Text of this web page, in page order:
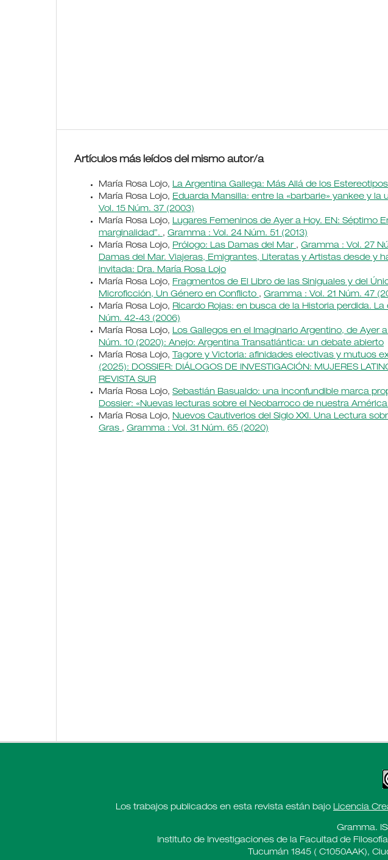
Artículos más leídos del mismo autor/a
María Rosa Lojo, La Argentina Gallega: Más Allá de los Estereotipos
María Rosa Lojo, Eduarda Mansilla: entre la «barbarie» yankee y la
Vol. 15 Núm. 37 (2003)
María Rosa Lojo, Lugares Femeninos de Ayer a Hoy. EN: Séptimo
marginalidad”. , Gramma : Vol. 24 Núm. 51 (2013)
María Rosa Lojo, Prólogo: Las Damas del Mar , Gramma : Vol. 27
Damas del Mar. Viajeras, Emigrantes, Literatas y Artistas desde y
invitada: Dra. María Rosa Lojo
María Rosa Lojo, Fragmentos de El Libro de las Siniguales y del
Microficción, Un Género en Conflicto , Gramma : Vol. 21 Núm. 47
María Rosa Lojo, Ricardo Rojas: en busca de la Historia perdida.
Núm. 42-43 (2006)
María Rosa Lojo, Los Gallegos en el Imaginario Argentino, de Ayer
Núm. 10 (2020): Anejo: Argentina Transatlántica: un debate abierto
María Rosa Lojo, Tagore y Victoria: afinidades electivas y mutuos
(2025): DOSSIER: DIÁLOGOS DE INVESTIGACIÓN: MUJERES
REVISTA SUR
María Rosa Lojo, Sebastián Basualdo: una inconfundible marca
Dossier: «Nuevas lecturas sobre el Neobarroco de nuestra
María Rosa Lojo, Nuevos Cautiverios del Siglo XXI. Una Lectura
Gras , Gramma : Vol. 31 Núm. 65 (2020)
Los trabajos publicados en esta revista están bajo Licencia
Gramma.
Instituto de Investigaciones de la Facultad de
Tucumán 1845 ( C1050AAK),